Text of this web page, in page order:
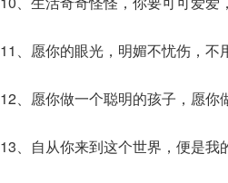
11、愿你的眼光，明媚不忧伤，不
12、愿你做一个聪明的孩子，愿你
13、自从你来到这个世界，便是我